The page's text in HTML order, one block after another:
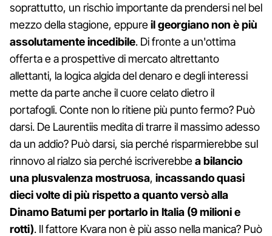
soprattutto, un rischio importante da prendersi nel bel
mezzo della stagione, eppureil georgiano non è più
assolutamente incedibile. Di fronte a un'ottima
offerta e a prospettive di mercato altrettanto
allettanti, la logica algida del denaro e degli interessi
mette da parte anche il cuore celato dietro il
portafogli. Conte non lo ritiene più punto fermo? Può
darsi. De Laurentiis medita di trarre il massimo adesso
da un addio? Può darsi, sia perché risparmierebbe sul
rinnovo al rialzo sia perché iscriverebbea bilancio
una plusvalenza mostruosa, incassando quasi
dieci volte di più rispetto a quanto versò alla
Dinamo Batumi per portarlo in Italia (9 milioni e
rotti). Il fattore Kvara non è più asso nella manica? Può